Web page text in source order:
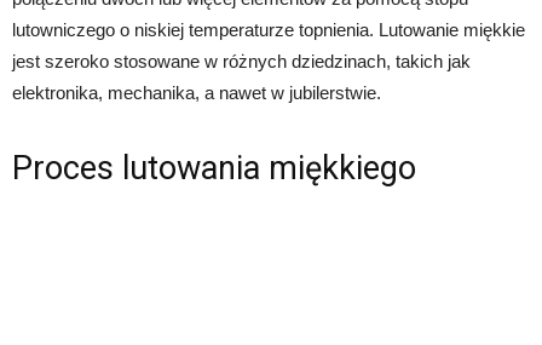
lutowniczego o niskiej temperaturze topnienia. Lutowanie miękkie
jest szeroko stosowane w różnych dziedzinach, takich jak
elektronika, mechanika, a nawet w jubilerstwie.
Proces lutowania miękkiego